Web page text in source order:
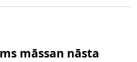
māssan nāsta